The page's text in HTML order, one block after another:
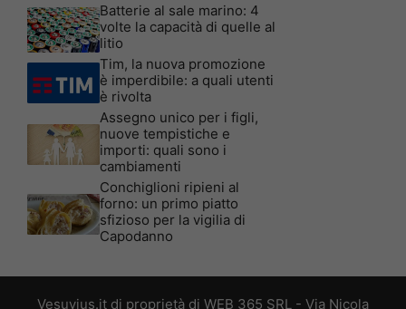
Batterie al sale marino: 4
volte la capacità di quelle al
litio
Tim, la nuova promozione
è imperdibile: a quali utenti
è rivolta
Assegno unico per i figli,
nuove tempistiche e
importi: quali sono i
cambiamenti
Conchiglioni ripieni al
forno: un primo piatto
sfizioso per la vigilia di
Capodanno
Vesuvius.it di proprietà di WEB 365 SRL - Via Nicola